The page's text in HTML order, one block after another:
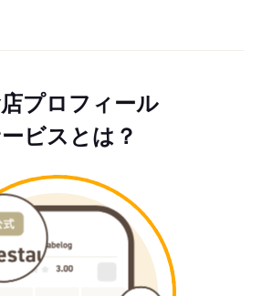
プロフィール
ビスとは？